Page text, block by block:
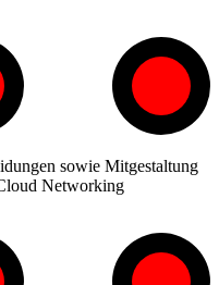
sowie Mitgestaltung
Networking